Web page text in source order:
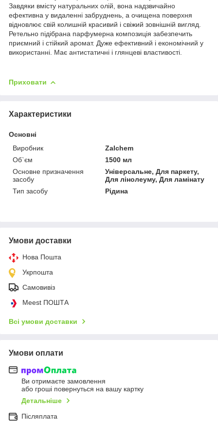
Завдяки вмісту натуральних олій, вона надзвичайно
ефективна у видаленні забруднень, а очищена поверхня
відновлює свій колишній красивий і свіжий зовнішній вигляд.
Ретельно підібрана парфумерна композиція забезпечить
приємний і стійкий аромат. Дуже ефективний і економічний у
використанні. Має антистатичні і глянцеві властивості.
Приховати
Характеристики
Основні
Виробник
Zalchem
Об`єм
1500 мл
Основне призначення
засобу
Універсальне, Для паркету,
Для лінолеуму, Для ламінату
Тип засобу
Рідина
Умови доставки
Нова Пошта
Укрпошта
Самовивіз
Meest ПОШТА
Всі умови доставки
Умови оплати
Ви отримаєте замовлення
або гроші повернуться на вашу картку
Детальніше
Післяплата